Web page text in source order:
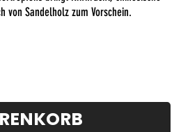
von Sandelholz zum Vorschein.